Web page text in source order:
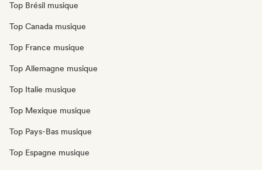
Top Brésil musique
Top Canada musique
Top France musique
Top Allemagne musique
Top Italie musique
Top Mexique musique
Top Pays-Bas musique
Top Espagne musique